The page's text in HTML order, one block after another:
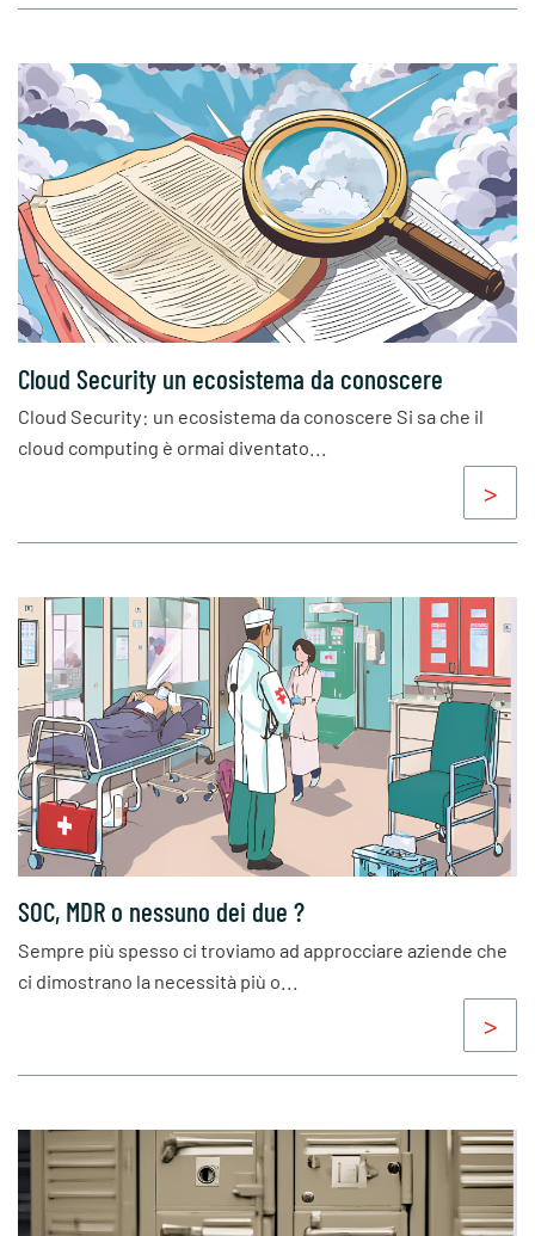
Cloud Security un ecosistema da conoscere
Cloud Security: un ecosistema da conoscere Si sa che il
cloud computing è ormai diventato...
SOC, MDR o nessuno dei due ?
Sempre più spesso ci troviamo ad approcciare aziende che
ci dimostrano la necessità più o...